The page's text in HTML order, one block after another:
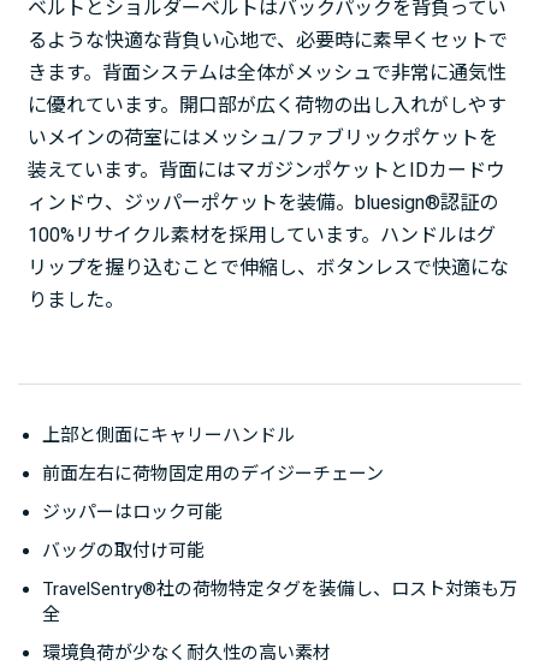
ベルトとショルダーベルトはバックパックを背負ってい
るような快適な背負い心地で、必要時に素早くセットで
きます。背面システムは全体がメッシュで非常に通気性
に優れています。開口部が広く荷物の出し入れがしやす
いメインの荷室にはメッシュ/ファブリックポケットを
装えています。背面にはマガジンポケットとIDカードウ
ィンドウ、ジッパーポケットを装備。bluesign®認証の
100%リサイクル素材を採用しています。ハンドルはグ
リップを握り込むことで伸縮し、ボタンレスで快適にな
りました。
上部と側面にキャリーハンドル
前面左右に荷物固定用のデイジーチェーン
ジッパーはロック可能
バッグの取付け可能
TravelSentry®社の荷物特定タグを装備し、ロスト対策も万
全
環境負荷が少なく耐久性の高い素材